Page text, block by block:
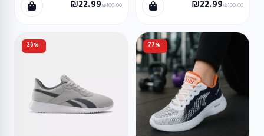
₪22.99₪100.00
₪22.99₪100.00
-77%
-26%